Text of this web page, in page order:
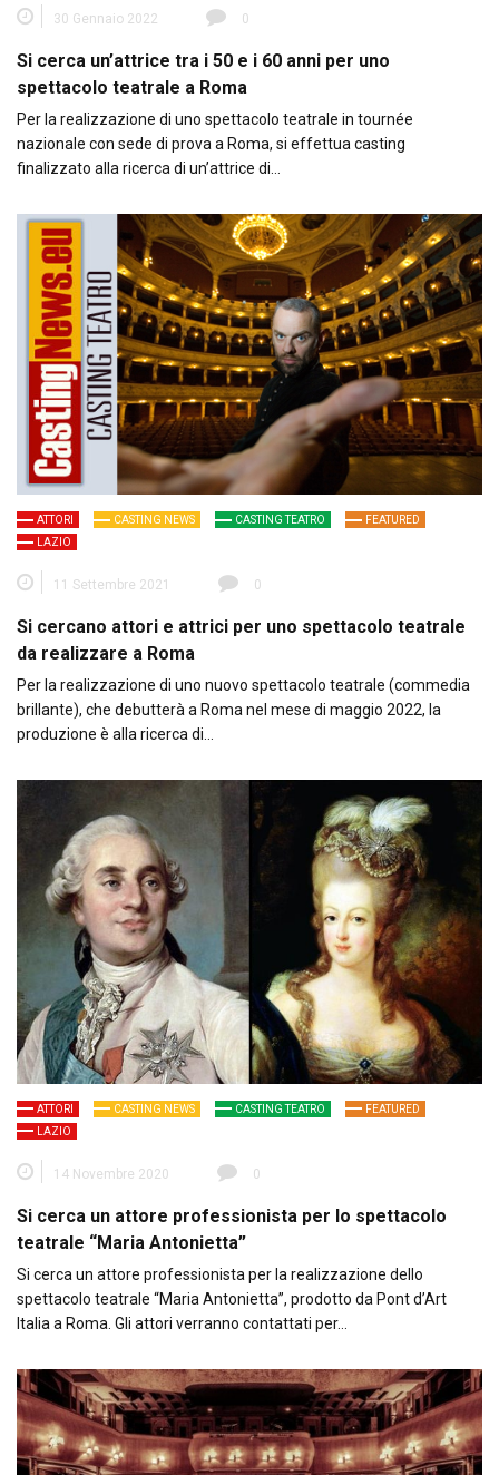
30 Gennaio 2022 0
Si cerca un’attrice tra i 50 e i 60 anni per uno
spettacolo teatrale a Roma
Per la realizzazione di uno spettacolo teatrale in tournée
nazionale con sede di prova a Roma, si effettua casting
finalizzato alla ricerca di un’attrice di…
ATTORI CASTING NEWS CASTING TEATRO
FEATURED
LAZIO
11 Settembre 2021 0
Si cercano attori e attrici per uno spettacolo teatrale
da realizzare a Roma
Per la realizzazione di uno nuovo spettacolo teatrale (commedia
brillante), che debutterà a Roma nel mese di maggio 2022, la
produzione è alla ricerca di…
ATTORI CASTING NEWS CASTING TEATRO
FEATURED
LAZIO
14 Novembre 2020 0
Si cerca un attore professionista per lo spettacolo
teatrale “Maria Antonietta”
Si cerca un attore professionista per la realizzazione dello
spettacolo teatrale “Maria Antonietta”, prodotto da Pont d’Art
Italia a Roma. Gli attori verranno contattati per…